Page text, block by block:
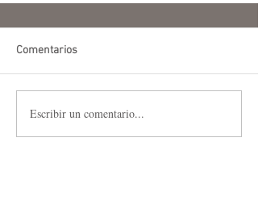
Comentarios
Escribir un comentario...